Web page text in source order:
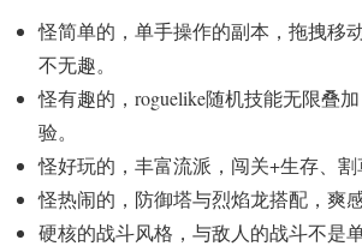
怪简单的，单手操作的副本，拖拽移
不无趣。
怪有趣的，roguelike随机技能无限叠
验。
怪好玩的，丰富流派，闯关+生存、割
怪热闹的，防御塔与烈焰龙搭配，爽感
硬核的战斗风格，与敌人的战斗不是